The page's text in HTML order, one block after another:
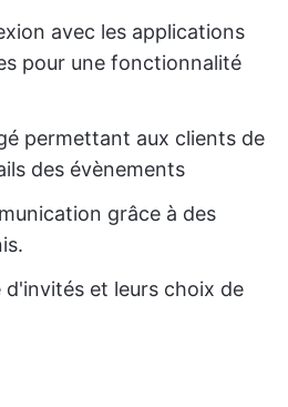
avec les applications
pour une fonctionnalité
permettant aux clients de
des évènements
grâce à des
d'invités et leurs choix de